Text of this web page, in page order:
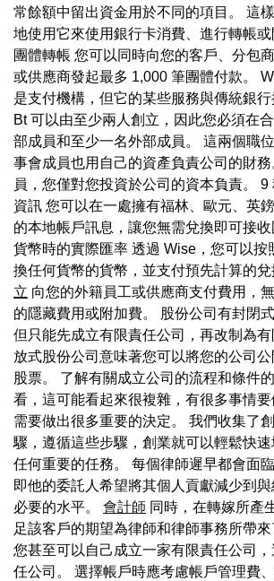
常餘額中留出資金用於不同的項目。 這
地使用它來使用銀行卡消費、進行轉帳或
團體轉帳 您可以同時向您的客戶、分包
或供應商發起最多 1,000 筆團體付款。
是支付機構，但它的某些服務與傳統銀行
Bt 可以由至少兩人創立，因此您必須在
部成員和至少一名外部成員。 這兩個職
事會成員也用自己的資產負責公司的財
員，您僅對您投資於公司的資本負責。 9
資訊 您可以在一處擁有福林、歐元、英
的本地帳戶訊息，讓您無需兌換即可接
貨幣時的實際匯率 透過 Wise，您可以按
換任何貨幣的貨幣，並支付預先計算的兌
立 向您的外籍員工或供應商支付費用，
的隱藏費用或附加費。 股份公司有封閉
但只能先成立有限責任公司，再改制為
放式股份公司意味著您可以將您的公司
股票。 了解有關成立公司的流程和條件
看，這可能看起來很複雜，有很多事情要
需要做出很多重要的決定。 我們收集了
驟，遵循這些步驟，創業就可以輕鬆快
任何重要的任務。 每個律師遲早都會面
即他的委託人希望將其個人貢獻減少到
必要的水平。 會計師 同時，在轉嫁所產
足該客戶的期望為律師和律師事務所帶來
您甚至可以自己成立一家有限責任公司
任公司。 選擇帳戶時應考慮帳戶管理費